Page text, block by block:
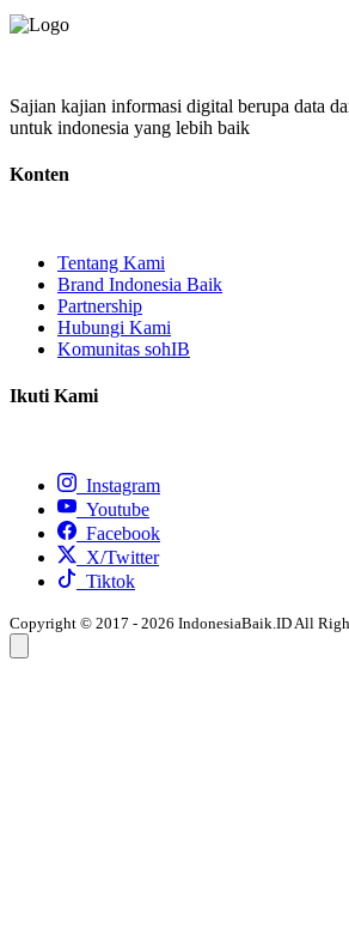
Sajian kajian informasi digital berupa data
untuk indonesia yang lebih baik
Konten
Tentang Kami
Brand Indonesia Baik
Partnership
Hubungi Kami
Komunitas sohIB
Ikuti Kami
Instagram
Youtube
Facebook
X/Twitter
Tiktok
Copyright © 2017 - 2026 IndonesiaBaik.ID All